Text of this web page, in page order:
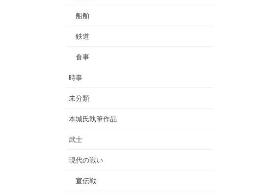
船舶
鉄道
食事
時事
未分類
本城氏執筆作品
武士
現代の戦い
宣伝戦